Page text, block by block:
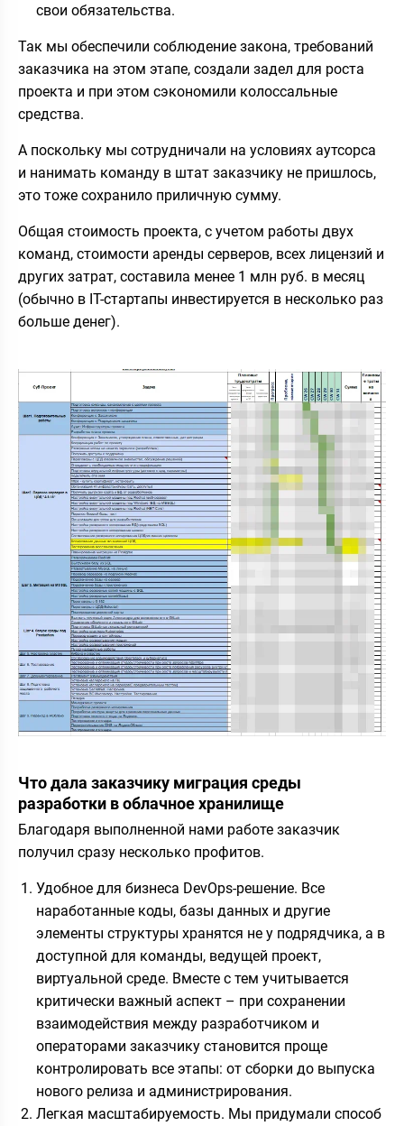
свои обязательства.
Так мы обеспечили соблюдение закона, требований
заказчика на этом этапе, создали задел для роста
проекта и при этом сэкономили колоссальные
средства.
А поскольку мы сотрудничали на условиях аутсорса
и нанимать команду в штат заказчику не пришлось,
это тоже сохранило приличную сумму.
Общая стоимость проекта, с учетом работы двух
команд, стоимости аренды серверов, всех лицензий и
других затрат, составила менее 1 млн руб. в месяц
(обычно в IT-стартапы инвестируется в несколько раз
больше денег).
Что дала заказчику миграция среды
разработки в облачное хранилище
Благодаря выполненной нами работе заказчик
получил сразу несколько профитов.
Удобное для бизнеса DevOps-решение. Все
наработанные коды, базы данных и другие
элементы структуры хранятся не у подрядчика, а в
доступной для команды, ведущей проект,
виртуальной среде. Вместе с тем учитывается
критически важный аспект – при сохранении
взаимодействия между разработчиком и
операторами заказчику становится проще
контролировать все этапы: от сборки до выпуска
нового релиза и администрирования.
Легкая масштабируемость. Мы придумали способ